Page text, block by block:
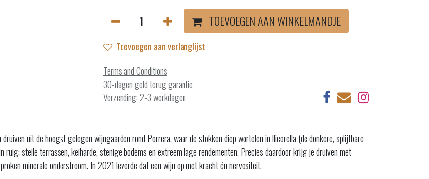
TOEVOEGEN AAN WINKELMANDJE
Toevoegen aan verlanglijst
Terms and Conditions
30-dagen geld terug garantie
Verzending: 2-3 werkdagen
uit de hoogst gelegen wijngaarden rond Porrera, waar de stokken diep wortelen in llicorella (de donkere, splijtbare
ruig: steile terrassen, keiharde, stenige bodems en extreem lage rendementen. Precies daardoor krijg je druiven met
minerale onderstroom. In 2021 leverde dat een wijn op met kracht én nervositeit.